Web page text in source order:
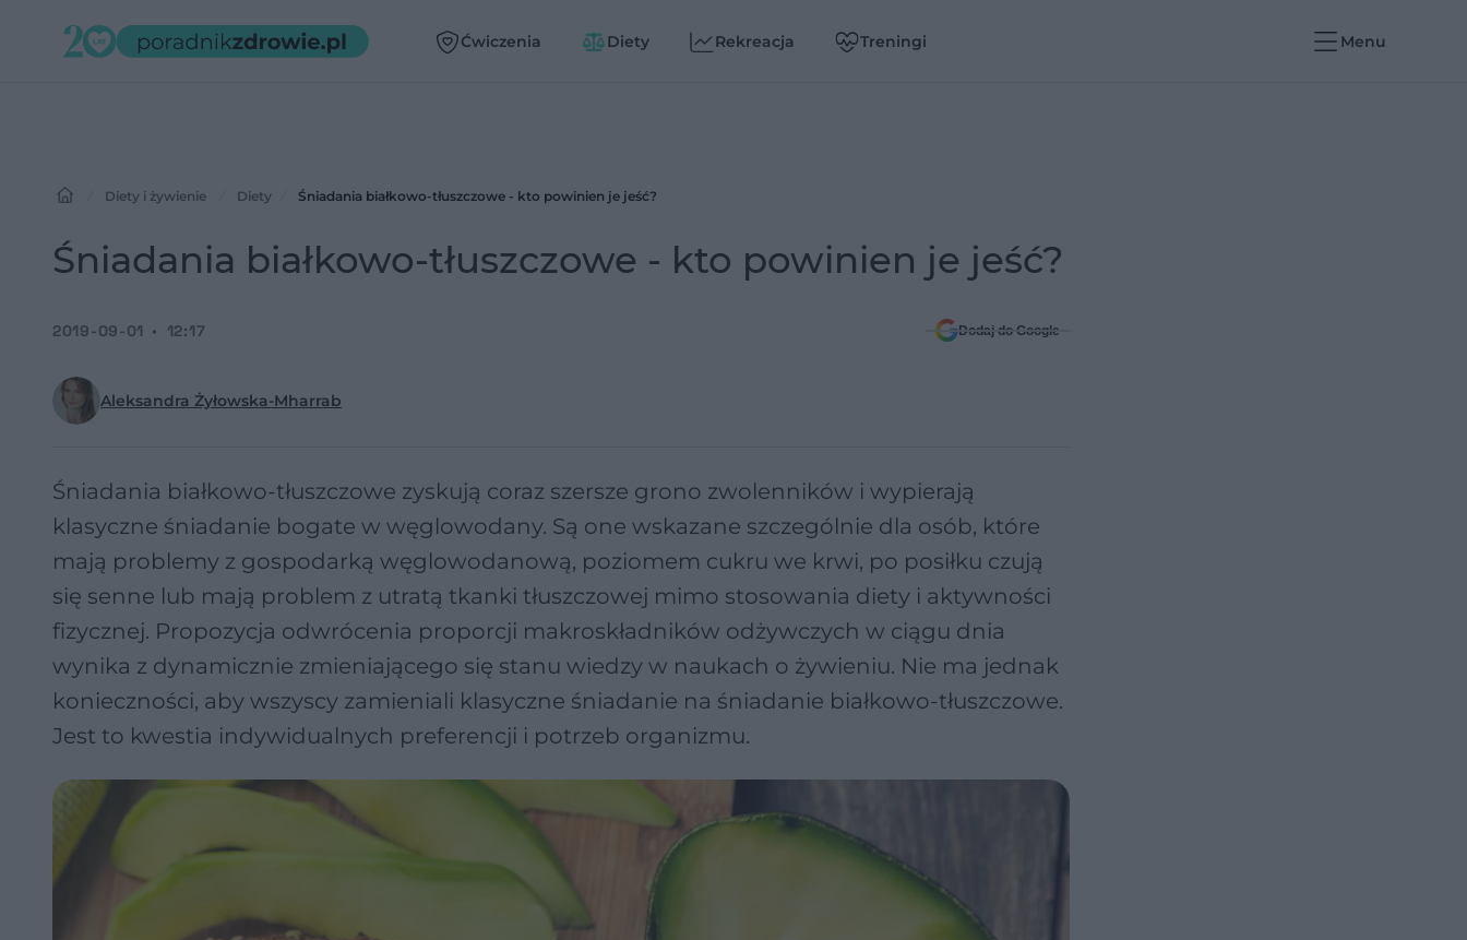
Ćwiczenia Diety Rekreacja Treningi Menu
Diety i żywienie Diety Śniadania białkowo-tłuszczowe - kto powinien je jeść?
Śniadania białkowo-tłuszczowe - kto powinien je jeść?
Aleksandra Żyłowska-Mharrab
2019-09-01 12:17 Dodaj do Google
Śniadania białkowo-tłuszczowe zyskują coraz szersze grono zwolenników i wypierają
klasyczne śniadanie bogate w węglowodany. Są one wskazane szczególnie dla osób, które
mają problemy z gospodarką węglowodanową, poziomem cukru we krwi, po posiłku czują
się senne lub mają problem z utratą tkanki tłuszczowej mimo stosowania diety i aktywności
fizycznej. Propozycja odwrócenia proporcji makroskładników odżywczych w ciągu dnia
wynika z dynamicznie zmieniającego się stanu wiedzy w naukach o żywieniu. Nie ma jednak
konieczności, aby wszyscy zamieniali klasyczne śniadanie na śniadanie białkowo-tłuszczowe.
Jest to kwestia indywidualnych preferencji i potrzeb organizmu.